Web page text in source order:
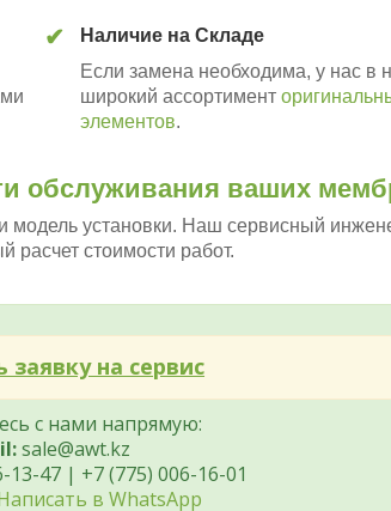
✔
Наличие на Складе
Если замена необходима, у нас в
широкий ассортимент
элементов.
обслуживания ваших
установки. Наш сервисный
расчет стоимости работ.
заявку на сервис
с нами напрямую:
sale@awt.kz
13-47 | +7 (775) 006-16-01
в WhatsApp